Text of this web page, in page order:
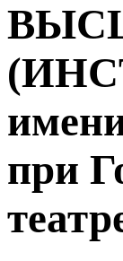
при